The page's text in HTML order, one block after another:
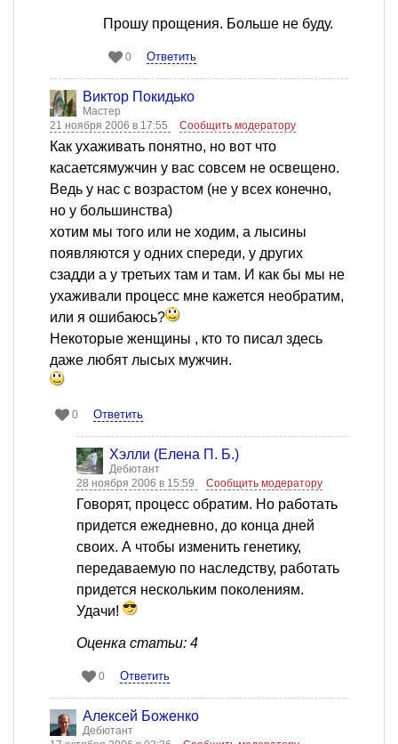
Прошу прощения. Больше не буду.
0 Ответить
Виктор Покидько
Мастер
21 ноября 2006 в 17:55
Сообщить модератору
Как ухаживать понятно, но вот что
касаетсямужчин у вас совсем не освещено.
Ведь у нас с возрастом (не у всех конечно,
но у большинства)
хотим мы того или не ходим, а лысины
появляются у одних спереди, у других
сзадди а у третьих там и там. И как бы мы не
ухаживали процесс мне кажется необратим,
или я ошибаюсь?
Некоторые женщины , кто то писал здесь
даже любят лысых мужчин.
0 Ответить
Хэлли (Елена П. Б.)
Дебютант
28 ноября 2006 в 15:59
Сообщить модератору
Говорят, процесс обратим. Но работать
придется ежедневно, до конца дней
своих. А чтобы изменить генетику,
передаваемую по наследству, работать
придется нескольким поколениям.
Удачи!
Оценка статьи: 4
0 Ответить
Алексей Боженко
Дебютант